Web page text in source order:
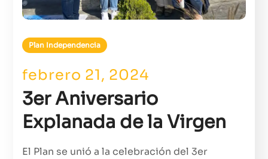
Plan Independencia
febrero 21, 2024
3er Aniversario
Explanada de la Virgen
El Plan se unió a la celebración del 3er